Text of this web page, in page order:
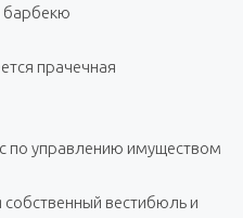
барбекю
прачечная
по управлению имуществом
вестибюль и